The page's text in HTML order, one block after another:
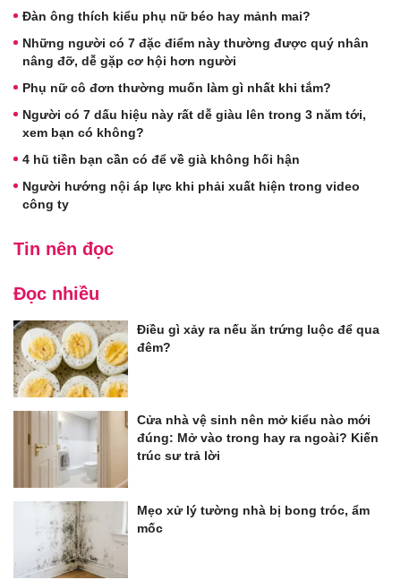
Đàn ông thích kiểu phụ nữ béo hay mảnh mai?
Những người có 7 đặc điểm này thường được quý nhân
nâng đỡ, dễ gặp cơ hội hơn người
Phụ nữ cô đơn thường muốn làm gì nhất khi tắm?
Người có 7 dấu hiệu này rất dễ giàu lên trong 3 năm tới,
xem bạn có không?
4 hũ tiền bạn cần có để về già không hối hận
Người hướng nội áp lực khi phải xuất hiện trong video
công ty
Tin nên đọc
Đọc nhiều
Điều gì xảy ra nếu ăn trứng luộc để qua
đêm?
Cửa nhà vệ sinh nên mở kiểu nào mới
đúng: Mở vào trong hay ra ngoài? Kiến
trúc sư trả lời
Mẹo xử lý tường nhà bị bong tróc, ẩm
mốc